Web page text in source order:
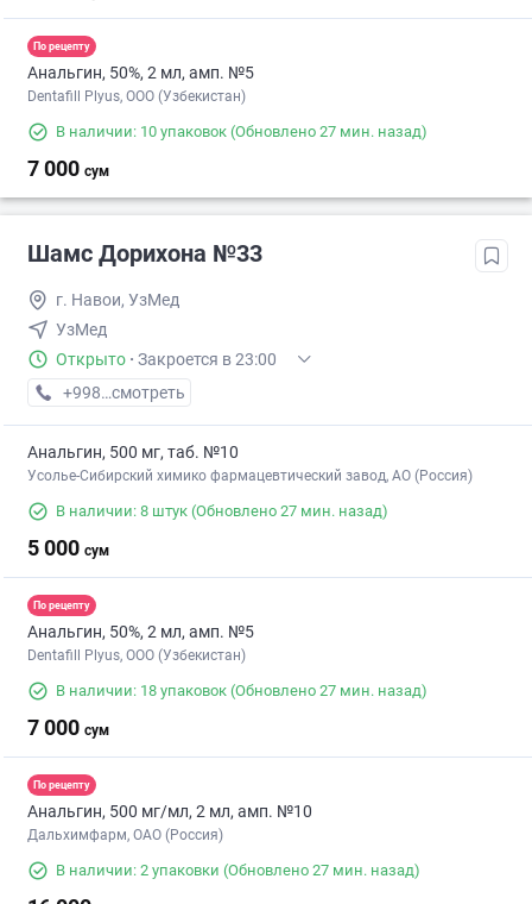
По рецепту
Анальгин, 50%, 2 мл, амп. №5
Dentafill Plyus, ООО (Узбекистан)
В наличии: 10 упаковок (Обновлено 27 мин. назад)
7 000 сум
Шамс Дорихона №33
г. Навои, УзМед
УзМед
Открыто · Закроется в 23:00
+998 (79) XXX-XX-XX
смотреть
Анальгин, 500 мг, таб. №10
Усолье-Сибирский химико фармацевтический завод, АО (Россия)
В наличии: 8 штук (Обновлено 27 мин. назад)
5 000 сум
По рецепту
Анальгин, 50%, 2 мл, амп. №5
Dentafill Plyus, ООО (Узбекистан)
В наличии: 18 упаковок (Обновлено 27 мин. назад)
7 000 сум
По рецепту
Анальгин, 500 мг/мл, 2 мл, амп. №10
Дальхимфарм, ОАО (Россия)
В наличии: 2 упаковки (Обновлено 27 мин. назад)